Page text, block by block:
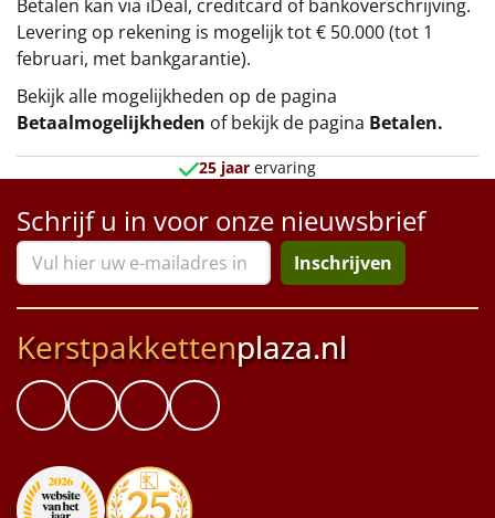
Betalen kan via iDeal, creditcard of bankoverschrijving.
Levering op rekening is mogelijk tot € 50.000 (tot 1
februari, met bankgarantie).
Bekijk alle mogelijkheden op de pagina
Betaalmogelijkheden of bekijk de pagina Betalen.
25 jaar ervaring
Schrijf u in voor onze nieuwsbrief
Inschrijven
Kerstpakkettenplaza.nl